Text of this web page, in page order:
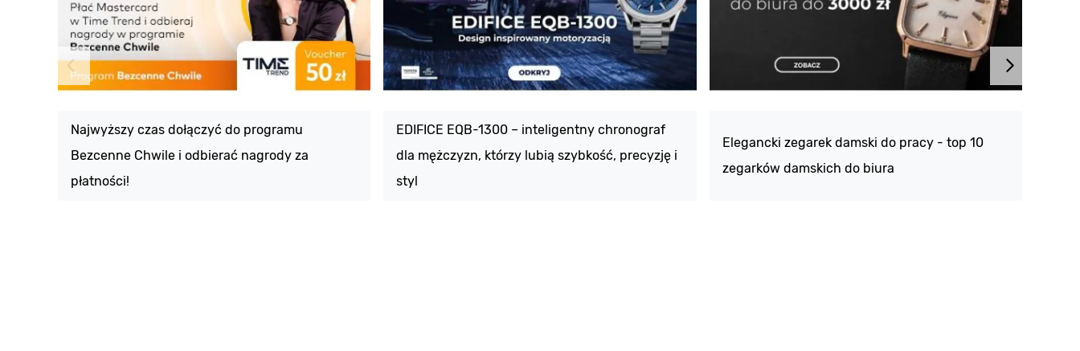
Najwyższy czas dołączyć do programu
Bezcenne Chwile i odbierać nagrody za
płatności!
EDIFICE EQB-1300 – inteligentny chronograf
dla mężczyzn, którzy lubią szybkość, precyzję i
styl
Elegancki zegarek damski do pracy - top 10
zegarków damskich do biura